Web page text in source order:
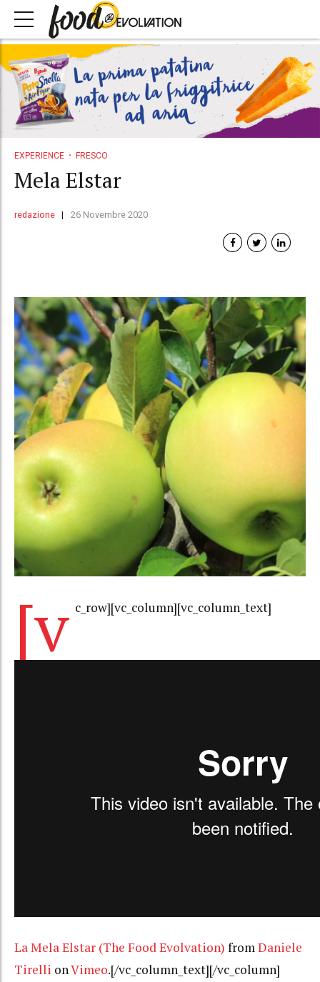
EXPERIENCE FRESCO
Mela Elstar
redazione 26 Novembre 2020
[v c_row][vc_column][vc_column_text]
La Mela Elstar (The Food Evolvation) fromDaniele
Tirelli onVimeo.[/vc_column_text][/vc_column]